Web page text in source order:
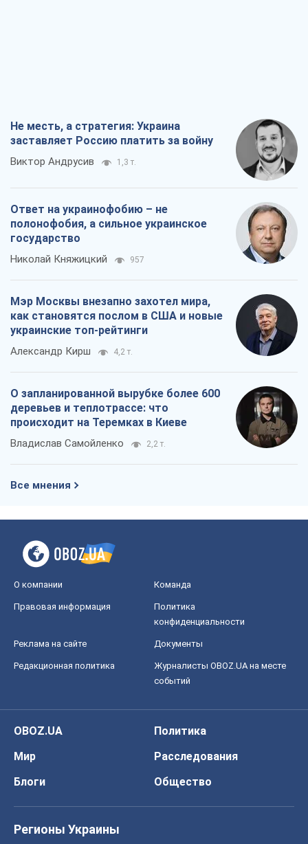
Не месть, а стратегия: Украина
заставляет Россию платить за войну
Виктор Андрусив 1,3 т.
Ответ на украинофобию – не
полонофобия, а сильное украинское
государство
Николай Княжицкий 957
Мэр Москвы внезапно захотел мира,
как становятся послом в США и новые
украинские топ-рейтинги
Александр Кирш 4,2 т.
О запланированной вырубке более 600
деревьев и теплотрассе: что
происходит на Теремках в Киеве
Владислав Самойленко 2,2 т.
Все мнения
О компании Команда
Правовая информация
Политика
конфиденциальности
Реклама на сайте Документы
Редакционная политика
Журналисты OBOZ.UA на месте
событий
OBOZ.UA
Политика
Мир
Расследования
Блоги
Общество
Регионы Украины